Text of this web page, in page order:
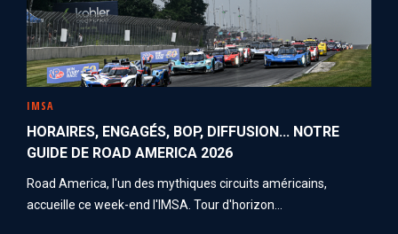
IMSA
HORAIRES, ENGAGÉS, BOP, DIFFUSION... NOTRE
GUIDE DE ROAD AMERICA 2026
Road America, l'un des mythiques circuits américains,
accueille ce week-end l'IMSA. Tour d'horizon...